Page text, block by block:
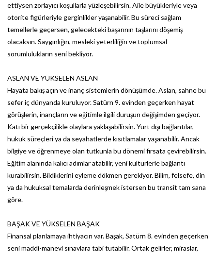
ettiysen zorlayıcı koşullarla yüzleşebilirsin. Aile büyükleriyle veya
otorite figürleriyle gerginlikler yaşanabilir. Bu süreci sağlam
temellerle geçersen, gelecekteki başarının taşlarını döşemiş
olacaksın. Saygınlığın, mesleki yeterliliğin ve toplumsal
sorumlulukların seni bekliyor.
ASLAN VE YÜKSELEN ASLAN
Hayata bakış açın ve inanç sistemlerin dönüşümde. Aslan, sahne bu
sefer iç dünyanda kuruluyor. Satürn 9. evinden geçerken hayat
görüşlerin, inançların ve eğitimle ilgili duruşun değişimden geçiyor.
Katı bir gerçekçilikle olaylara yaklaşabilirsin. Yurt dışı bağlantılar,
hukuk süreçleri ya da seyahatlerde kısıtlamalar yaşanabilir. Ancak
bilgiye ve öğrenmeye olan tutkunla bu dönemi fırsata çevirebilirsin.
Eğitim alanında kalıcı adımlar atabilir, yeni kültürlerle bağlantı
kurabilirsin. Bildiklerini eyleme dökmen gerekiyor. Bilim, felsefe, din
ya da hukuksal temalarda derinleşmek istersen bu transit tam sana
göre.
BAŞAK VE YÜKSELEN BAŞAK
Finansal planlamaya ihtiyacın var. Başak, Satürn 8. evinden geçerken
seni maddi-manevi sınavlara tabi tutabilir. Ortak gelirler, miraslar,